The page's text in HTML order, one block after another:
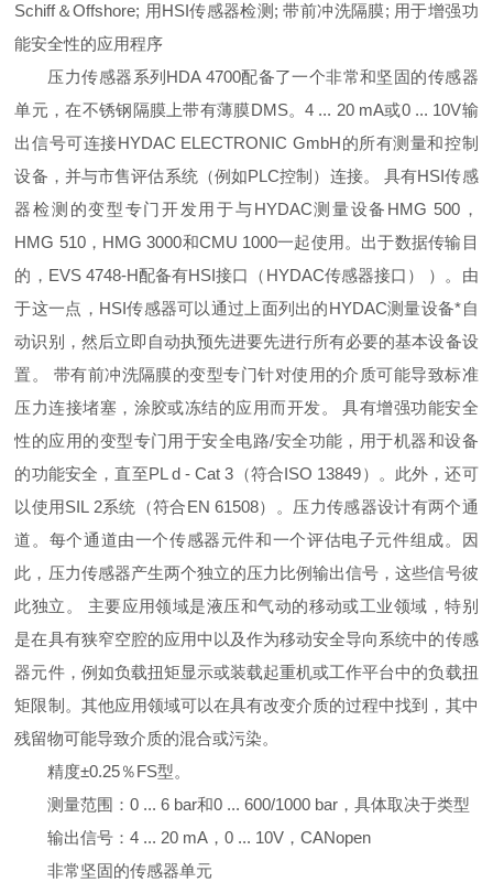
Schiff＆Offshore; 用HSI传感器检测; 带前冲洗隔膜; 用于增强功
能安全性的应用程序
压力传感器系列HDA 4700配备了一个非常和坚固的传感器
单元，在不锈钢隔膜上带有薄膜DMS。4 ... 20 mA或0 ... 10V输
出信号可连接HYDAC ELECTRONIC GmbH的所有测量和控制
设备，并与市售评估系统（例如PLC控制）连接。 具有HSI传感
器检测的变型专门开发用于与HYDAC测量设备HMG 500，
HMG 510，HMG 3000和CMU 1000一起使用。出于数据传输目
的，EVS 4748-H配备有HSI接口（HYDAC传感器接口） ）。由
于这一点，HSI传感器可以通过上面列出的HYDAC测量设备*自
动识别，然后立即自动执预先进要先进行所有必要的基本设备设
置。 带有前冲洗隔膜的变型专门针对使用的介质可能导致标准
压力连接堵塞，涂胶或冻结的应用而开发。 具有增强功能安全
性的应用的变型专门用于安全电路/安全功能，用于机器和设备
的功能安全，直至PL d - Cat 3（符合ISO 13849）。此外，还可
以使用SIL 2系统（符合EN 61508）。压力传感器设计有两个通
道。每个通道由一个传感器元件和一个评估电子元件组成。因
此，压力传感器产生两个独立的压力比例输出信号，这些信号彼
此独立。 主要应用领域是液压和气动的移动或工业领域，特别
是在具有狭窄空腔的应用中以及作为移动安全导向系统中的传感
器元件，例如负载扭矩显示或装载起重机或工作平台中的负载扭
矩限制。其他应用领域可以在具有改变介质的过程中找到，其中
残留物可能导致介质的混合或污染。
精度±0.25％FS型。
测量范围：0 ... 6 bar和0 ... 600/1000 bar，具体取决于类型
输出信号：4 ... 20 mA，0 ... 10V，CANopen
非常坚固的传感器单元